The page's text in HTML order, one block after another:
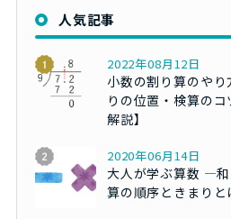
人気記事
2022年08月12日
小数の割り算のや
りの位置・検算の
解説】
2020年06月14日
大人が学ぶ算数 ―
算の順序ときまり